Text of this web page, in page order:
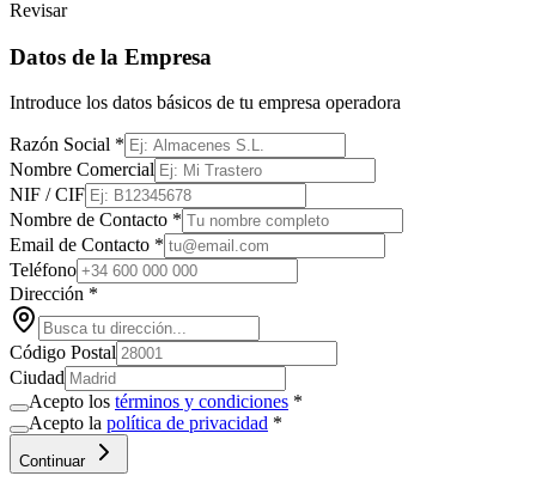
Revisar
Datos de la Empresa
Introduce los datos básicos de tu empresa operadora
Razón Social *
Nombre Comercial
NIF / CIF
Nombre de Contacto *
Email de Contacto *
Teléfono
Dirección *
Código Postal
Ciudad
Acepto los términos y condiciones *
Acepto la política de privacidad *
Continuar